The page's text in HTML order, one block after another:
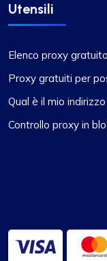
Utensili
Elenco proxy gratuito
Proxy gratuiti per
Qual è il mio indirizzo
Controllo proxy in